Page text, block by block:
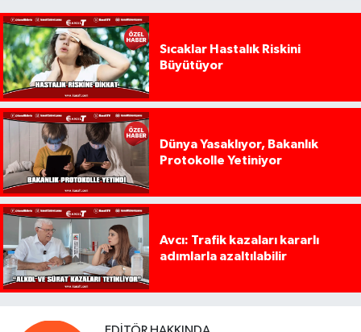
Sıcaklar Hastalık Riskini
Büyütüyor
Dünya Yasaklıyor, Bakanlık
Protokolle Yetiniyor
Avcı: Trafik kazaları kararlı
adımlarla azaltılabilir